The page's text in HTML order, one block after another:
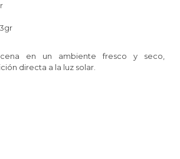
en un ambiente fresco y seco,
directa a la luz solar.